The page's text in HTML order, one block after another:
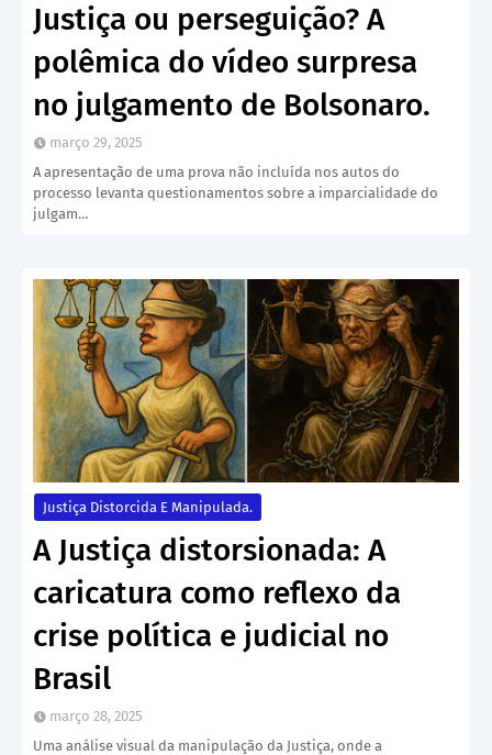
Justiça ou perseguição? A
polêmica do vídeo surpresa
no julgamento de Bolsonaro.
março 29, 2025
A apresentação de uma prova não incluída nos autos do
processo levanta questionamentos sobre a imparcialidade do
julgam…
Justiça Distorcida E Manipulada.
A Justiça distorsionada: A
caricatura como reflexo da
crise política e judicial no
Brasil
março 28, 2025
Uma análise visual da manipulação da Justiça, onde a